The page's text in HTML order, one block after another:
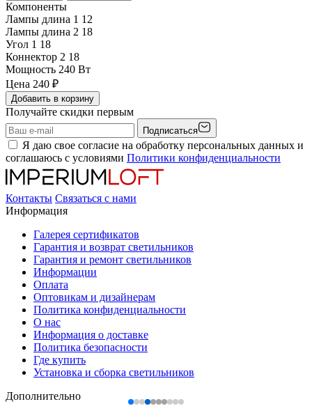
Компоненты
Лампы длина 1 12
Лампы длина 2 18
Угол 1 18
Коннектор 2 18
Мощность 240 Вт
Цена 240 ₽
Добавить в корзину
Получайте скидки первым
Подписаться
Я даю свое согласие на обработку персональных данных и
соглашаюсь с условиями Политики конфиденциальности
Контакты Связаться с нами
Информация
Галерея сертификатов
Гарантия и возврат светильников
Гарантия и ремонт светильников
Информации
Оплата
Оптовикам и дизайнерам
Политика конфиденциальности
О нас
Информация о доставке
Политика безопасности
Где купить
Установка и сборка светильников
Дополнительно